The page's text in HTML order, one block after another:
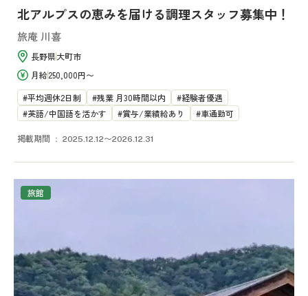
北アルプスの恵みを届ける調理スタッフ募集中！
旅庵 川喜
長野県大町市
月給250,000円〜
平均週休2日制
残業 月30時間以内
経験者優遇
英語/中国語を活かす
賞与/業績給あり 車通勤可
掲載期間 2025.12.12〜2026.12.31
旅館